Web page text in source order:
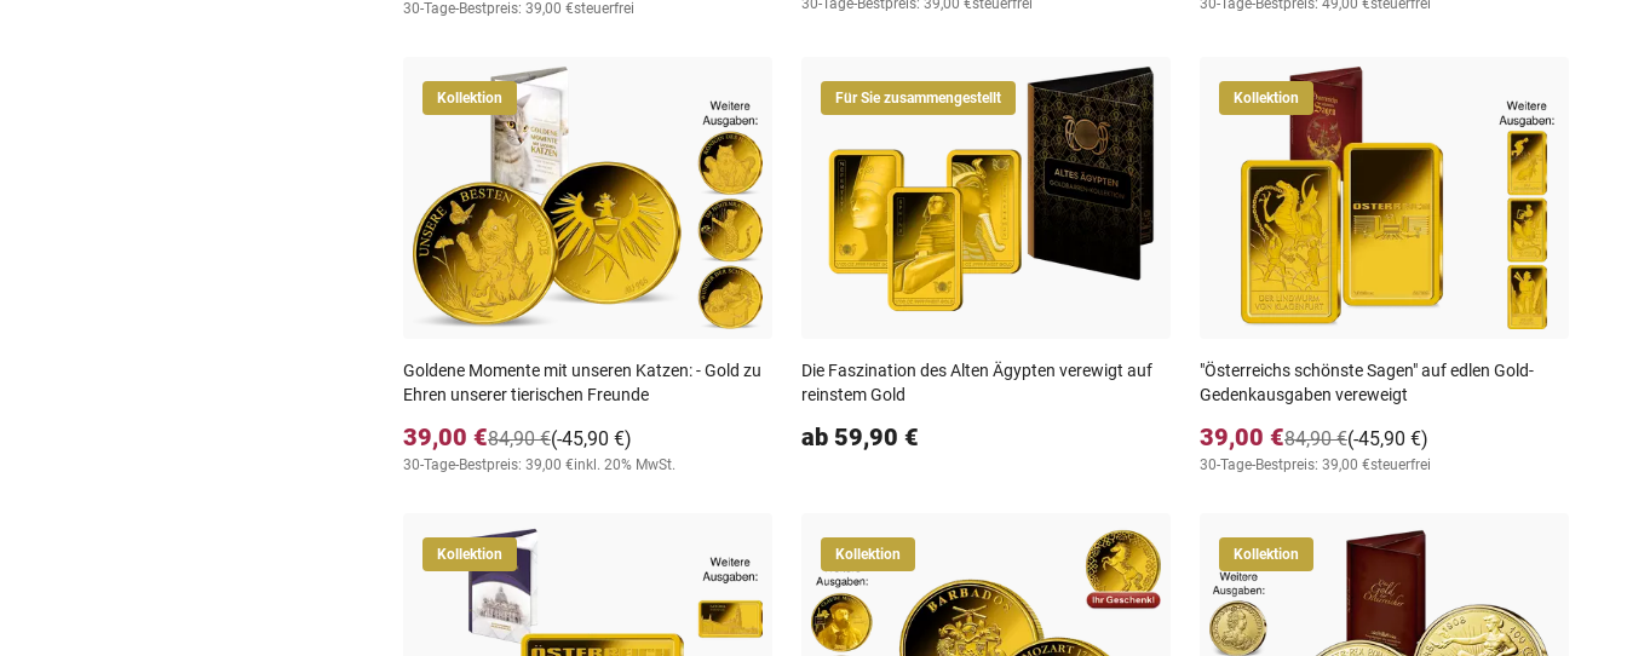
30-Tage-Bestpreis: 39,00 €steuerfrei 30-Tage-Bestpreis: 39,00 €steuerfrei 30-Tage-Bestpreis: 49,00 €steuerfrei
Kollektion
Goldene Momente mit unseren Katzen: - Gold zu
Ehren unserer tierischen Freunde
39,00 € (-45,90 €)
84,90 €
30-Tage-Bestpreis: 39,00 €inkl. 20% MwSt.
Für Sie zusammengestellt
Die Faszination des Alten Ägypten verewigt auf
reinstem Gold
ab 59,90 €
Kollektion
"Österreichs schönste Sagen" auf edlen Gold-
Gedenkausgaben vereweigt
39,00 € (-45,90 €)
84,90 €
30-Tage-Bestpreis: 39,00 €steuerfrei
Kollektion Kollektion Kollektion